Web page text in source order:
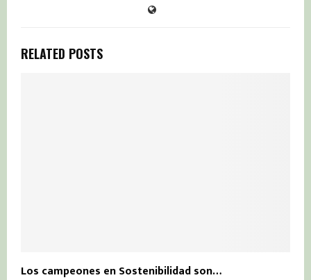
RELATED POSTS
Los campeones en Sostenibilidad son…